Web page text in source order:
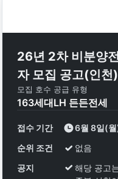
26년 2차 비분양
자 모집 공고(인천)
모집 호수
163세대
공급 유형
LH 든든전세
접수 기간
6월 8일(
순위 조건
없음
공지
해당 공고